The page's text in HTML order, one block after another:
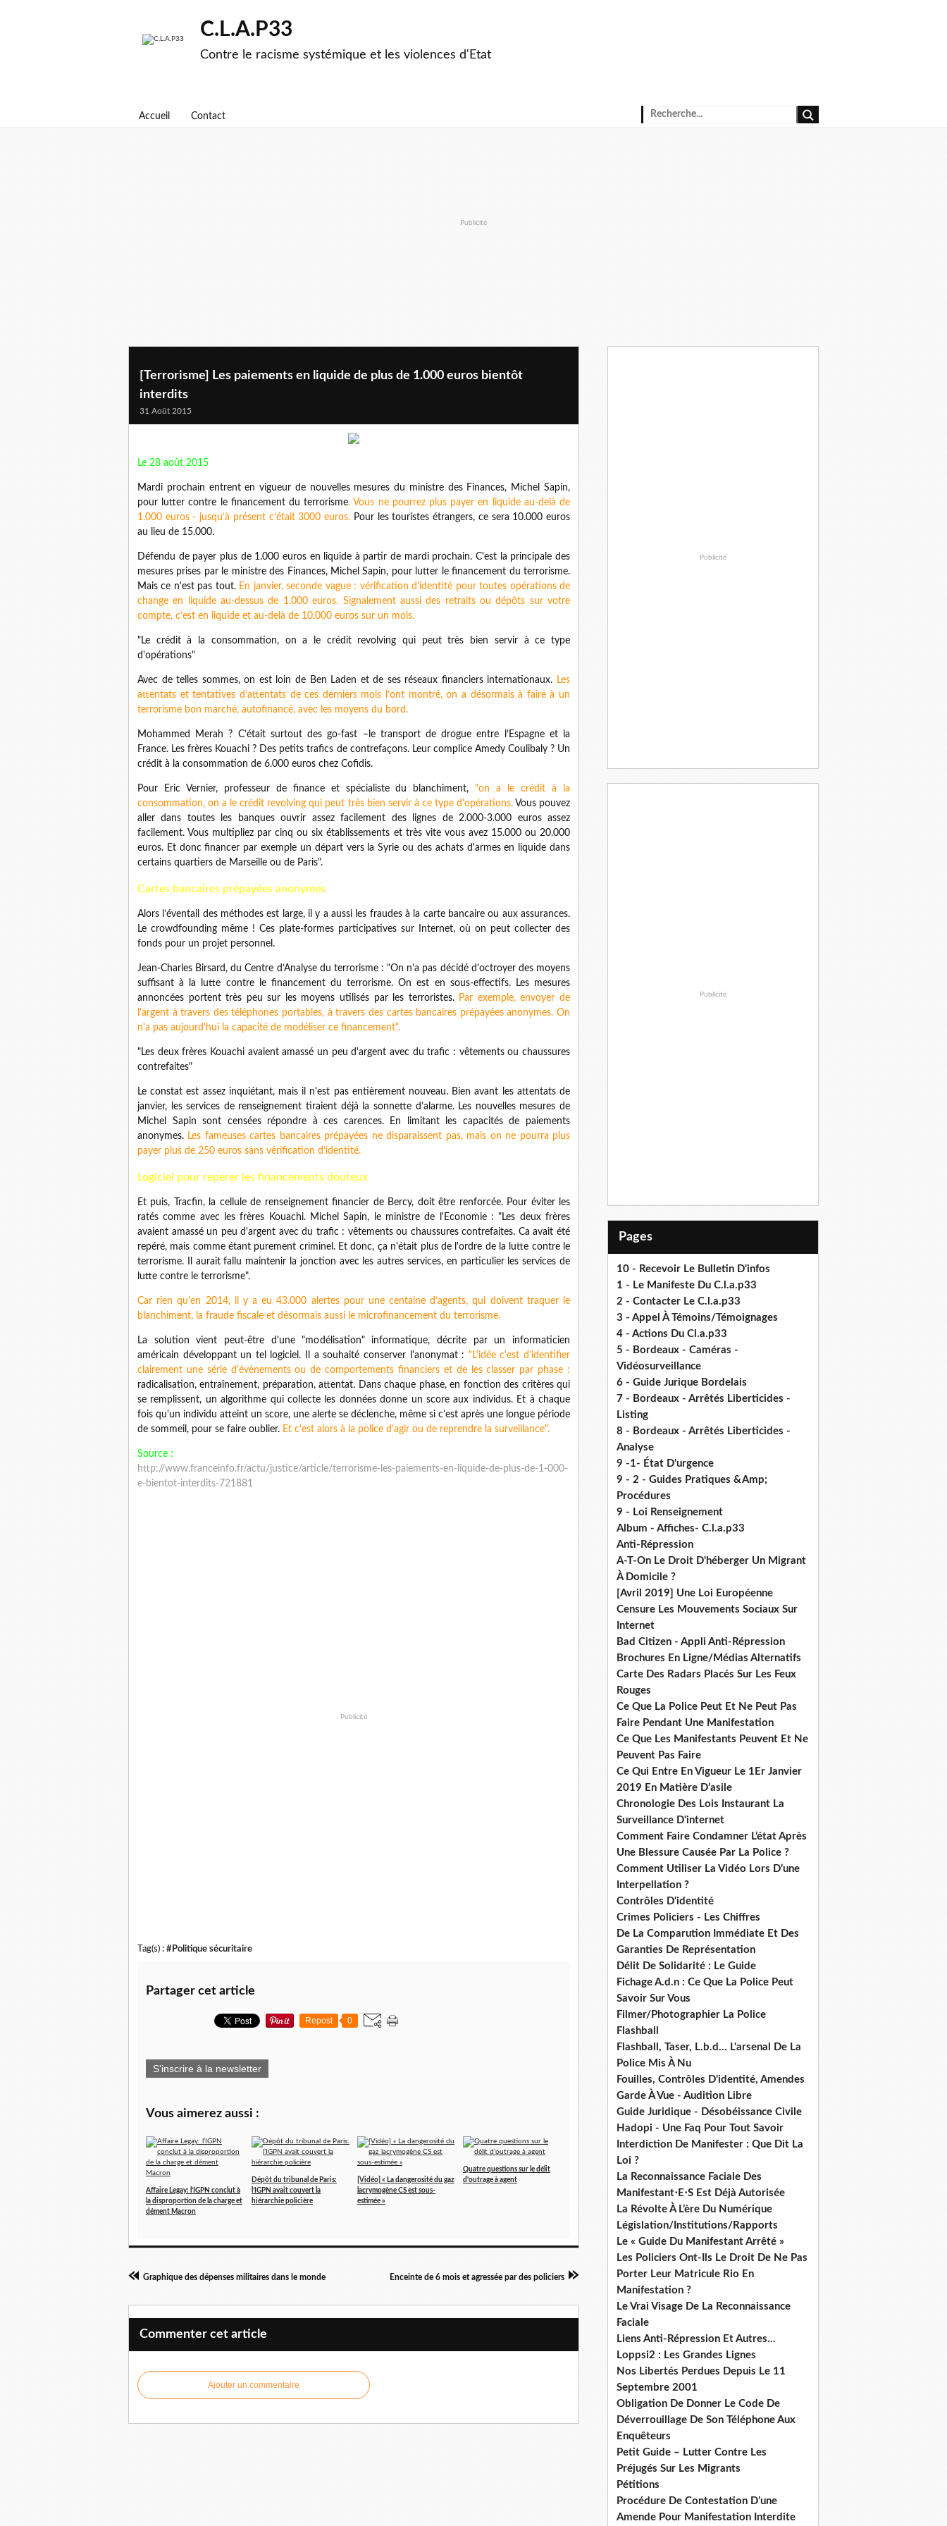
C.L.A.P33
Contre le racisme systémique et les violences d'Etat
Accueil Contact
Publicité
[Terrorisme] Les paiements en liquide de plus de 1.000 euros bientôt
interdits
31 Août 2015
Le 28 août 2015
Mardi prochain entrent en vigueur de nouvelles mesures du ministre des Finances, Michel Sapin,
pour lutter contre le financement du terrorisme. Vous ne pourrez plus payer en liquide au-delà de
1.000 euros - jusqu’à présent c’était 3000 euros. Pour les touristes étrangers, ce sera 10.000 euros
au lieu de 15.000.
Défendu de payer plus de 1.000 euros en liquide à partir de mardi prochain. C'est la principale des
mesures prises par le ministre des Finances, Michel Sapin, pour lutter le financement du terrorisme.
Mais ce n'est pas tout. En janvier, seconde vague : vérification d’identité pour toutes opérations de
change en liquide au-dessus de 1.000 euros. Signalement aussi des retraits ou dépôts sur votre
compte, c’est en liquide et au-delà de 10.000 euros sur un mois.
"Le crédit à la consommation, on a le crédit revolving qui peut très bien servir à ce type
d'opérations"
Avec de telles sommes, on est loin de Ben Laden et de ses réseaux financiers internationaux. Les
attentats et tentatives d’attentats de ces derniers mois l’ont montré, on a désormais à faire à un
terrorisme bon marché, autofinancé, avec les moyens du bord.
Mohammed Merah ? C’était surtout des go-fast –le transport de drogue entre l’Espagne et la
France. Les frères Kouachi ? Des petits trafics de contrefaçons. Leur complice Amedy Coulibaly ? Un
crédit à la consommation de 6.000 euros chez Cofidis.
Pour Eric Vernier, professeur de finance et spécialiste du blanchiment, "on a le crédit à la
consommation, on a le crédit revolving qui peut très bien servir à ce type d'opérations.Vous pouvez
aller dans toutes les banques ouvrir assez facilement des lignes de 2.000-3.000 euros assez
facilement. Vous multipliez par cinq ou six établissements et très vite vous avez 15.000 ou 20.000
euros. Et donc financer par exemple un départ vers la Syrie ou des achats d'armes en liquide dans
certains quartiers de Marseille ou de Paris".
Cartes bancaires prépayées anonymes
Alors l’éventail des méthodes est large, il y a aussi les fraudes à la carte bancaire ou aux assurances.
Le crowdfounding même ! Ces plate-formes participatives sur Internet, où on peut collecter des
fonds pour un projet personnel.
Jean-Charles Birsard, du Centre d’Analyse du terrorisme : "On n'a pas décidé d'octroyer des moyens
suffisant à la lutte contre le financement du terrorisme. On est en sous-effectifs. Les mesures
annoncées portent très peu sur les moyens utilisés par les terroristes. Par exemple, envoyer de
l'argent à travers des téléphones portables, à travers des cartes bancaires prépayées anonymes. On
n'a pas aujourd'hui la capacité de modéliser ce financement".
"Les deux frères Kouachi avaient amassé un peu d'argent avec du trafic : vêtements ou chaussures
contrefaites"
Le constat est assez inquiétant, mais il n'est pas entièrement nouveau. Bien avant les attentats de
janvier, les services de renseignement tiraient déjà la sonnette d’alarme. Les nouvelles mesures de
Michel Sapin sont censées répondre à ces carences. En limitant les capacités de paiements
anonymes. Les fameuses cartes bancaires prépayées ne disparaissent pas, mais on ne pourra plus
payer plus de 250 euros sans vérification d’identité.
Logiciel pour repérer les financements douteux
Et puis, Tracfin, la cellule de renseignement financier de Bercy, doit être renforcée. Pour éviter les
ratés comme avec les frères Kouachi. Michel Sapin, le ministre de l'Economie : "Les deux frères
avaient amassé un peu d'argent avec du trafic : vêtements ou chaussures contrefaites. Ca avait été
repéré, mais comme étant purement criminel. Et donc, ça n'était plus de l'ordre de la lutte contre le
terrorisme. Il aurait fallu maintenir la jonction avec les autres services, en particulier les services de
lutte contre le terrorisme".
Car rien qu'en 2014, il y a eu 43.000 alertes pour une centaine d’agents, qui doivent traquer le
blanchiment, la fraude fiscale et désormais aussi le microfinancement du terrorisme.
La solution vient peut-être d'une "modélisation" informatique, décrite par un informaticien
américain développant un tel logiciel. Il a souhaité conserver l'anonymat : "L'idée c'est d'identifier
clairement une série d'évènements ou de comportements financiers et de les classer par phase :
radicalisation, entraînement, préparation, attentat. Dans chaque phase, en fonction des critères qui
se remplissent, un algorithme qui collecte les données donne un score aux individus. Et à chaque
fois qu'un individu atteint un score, une alerte se déclenche, même si c'est après une longue période
de sommeil, pour se faire oublier. Et c'est alors à la police d'agir ou de reprendre la surveillance".
Source :
http://www.franceinfo.fr/actu/justice/article/terrorisme-les-paiements-en-liquide-de-plus-de-1-000-
e-bientot-interdits-721881
Publicité
Tag(s) : #Politique sécuritaire
Partager cet article
Repost 0
S'inscrire à la newsletter
Vous aimerez aussi :
Affaire Legay: l’IGPN conclut à
la disproportion de la charge et
dément Macron
Dépôt du tribunal de Paris:
l’IGPN avait couvert la
hiérarchie policière
[Vidéo] « La dangerosité du gaz
lacrymogène CS est sous-
estimée »
Quatre questions sur le délit
d'outrage à agent
Graphique des dépenses militaires dans le monde Enceinte de 6 mois et agressée par des policiers
Commenter cet article
Ajouter un commentaire
Publicité
Publicité
Pages
10 - Recevoir Le Bulletin D'infos
1 - Le Manifeste Du C.l.a.p33
2 - Contacter Le C.l.a.p33
3 - Appel À Témoins/Témoignages
4 - Actions Du Cl.a.p33
5 - Bordeaux - Caméras -
Vidéosurveillance
6 - Guide Jurique Bordelais
7 - Bordeaux - Arrêtés Liberticides -
Listing
8 - Bordeaux - Arrêtés Liberticides -
Analyse
9 -1- État D'urgence
9 - 2 - Guides Pratiques &Amp;
Procédures
9 - Loi Renseignement
Album - Affiches- C.l.a.p33
Anti-Répression
A-T-On Le Droit D'héberger Un Migrant
À Domicile ?
[Avril 2019] Une Loi Européenne
Censure Les Mouvements Sociaux Sur
Internet
Bad Citizen - Appli Anti-Répression
Brochures En Ligne/Médias Alternatifs
Carte Des Radars Placés Sur Les Feux
Rouges
Ce Que La Police Peut Et Ne Peut Pas
Faire Pendant Une Manifestation
Ce Que Les Manifestants Peuvent Et Ne
Peuvent Pas Faire
Ce Qui Entre En Vigueur Le 1Er Janvier
2019 En Matière D’asile
Chronologie Des Lois Instaurant La
Surveillance D'internet
Comment Faire Condamner L’état Après
Une Blessure Causée Par La Police ?
Comment Utiliser La Vidéo Lors D’une
Interpellation ?
Contrôles D'identité
Crimes Policiers - Les Chiffres
De La Comparution Immédiate Et Des
Garanties De Représentation
Délit De Solidarité : Le Guide
Fichage A.d.n : Ce Que La Police Peut
Savoir Sur Vous
Filmer/Photographier La Police
Flashball
Flashball, Taser, L.b.d... L'arsenal De La
Police Mis À Nu
Fouilles, Contrôles D'identité, Amendes
Garde À Vue - Audition Libre
Guide Juridique - Désobéissance Civile
Hadopi - Une Faq Pour Tout Savoir
Interdiction De Manifester : Que Dit La
Loi ?
La Reconnaissance Faciale Des
Manifestant⋅E⋅S Est Déjà Autorisée
La Révolte À L’ère Du Numérique
Législation/Institutions/Rapports
Le « Guide Du Manifestant Arrêté »
Les Policiers Ont-Ils Le Droit De Ne Pas
Porter Leur Matricule Rio En
Manifestation ?
Le Vrai Visage De La Reconnaissance
Faciale
Liens Anti-Répression Et Autres...
Loppsi2 : Les Grandes Lignes
Nos Libertés Perdues Depuis Le 11
Septembre 2001
Obligation De Donner Le Code De
Déverrouillage De Son Téléphone Aux
Enquêteurs
Petit Guide – Lutter Contre Les
Préjugés Sur Les Migrants
Pétitions
Procédure De Contestation D’une
Amende Pour Manifestation Interdite